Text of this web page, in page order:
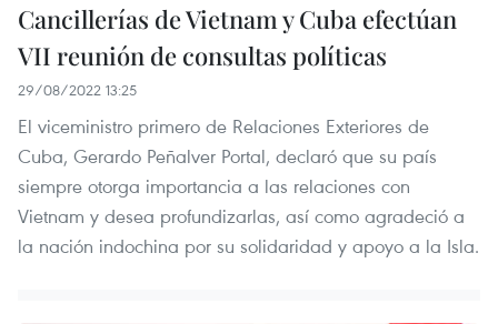
Cancillerías de Vietnam y Cuba efectúan
VII reunión de consultas políticas
29/08/2022 13:25
El viceministro primero de Relaciones Exteriores de
Cuba, Gerardo Peñalver Portal, declaró que su país
siempre otorga importancia a las relaciones con
Vietnam y desea profundizarlas, así como agradeció a
la nación indochina por su solidaridad y apoyo a la Isla.